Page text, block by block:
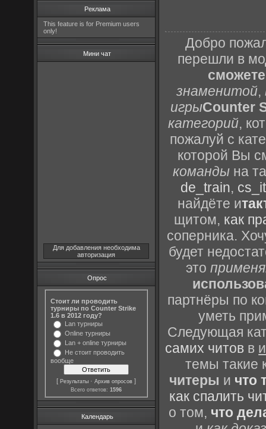
Реклама
This feature is for Premium users
only!
Мини чат
Для добавления необходима
авторизация
Опрос
Стоит ли проводить
турниры по Counter Strike
1.6 в 2012 году?
Lan турниры
Online турниры
Lan + online турниры
Не стоит проводить
вообще
[Результаты ·Архив опросов ]
Всего ответов:1596
Календарь
Добро
перешли в
знаменитой,
игрыCounter
категорий,
пожалуй с
которой Вы
команды на
de_train,
найдёте и
щитом, как
соперника.
будет
это
партнёры по
уметь
Следующая
самих читов в
темы такие
читеры и что
как спалить
о том, что